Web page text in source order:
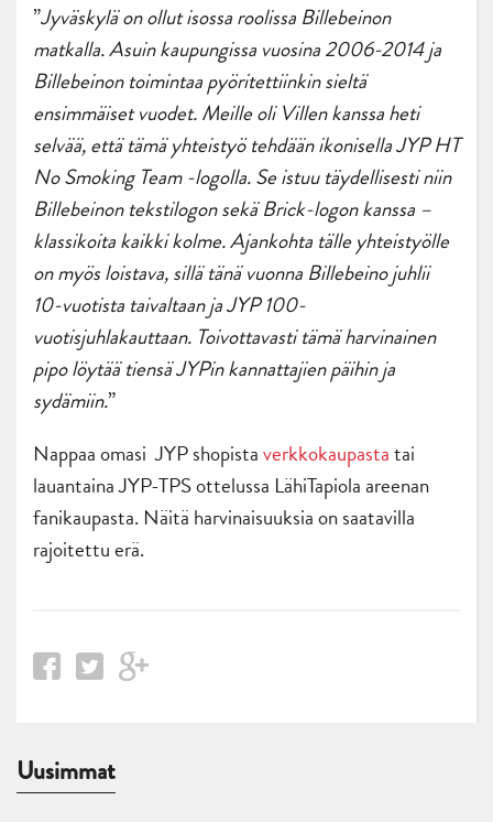
”Jyväskylä on ollut isossa roolissa Billebeinon
matkalla. Asuin kaupungissa vuosina 2006-2014 ja
Billebeinon toimintaa pyöritettiinkin sieltä
ensimmäiset vuodet. Meille oli Villen kanssa heti
selvää, että tämä yhteistyö tehdään ikonisella JYP HT
No Smoking Team -logolla. Se istuu täydellisesti niin
Billebeinon tekstilogon sekä Brick-logon kanssa –
klassikoita kaikki kolme. Ajankohta tälle yhteistyölle
on myös loistava, sillä tänä vuonna Billebeino juhlii
10-vuotista taivaltaan ja JYP 100-
vuotisjuhlakauttaan. Toivottavasti tämä harvinainen
pipo löytää tiensä JYPin kannattajien päihin ja
sydämiin.”
Nappaa omasi JYP shopistaverkkokaupastatai
lauantaina JYP-TPS ottelussa LähiTapiola areenan
fanikaupasta. Näitä harvinaisuuksia on saatavilla
rajoitettu erä.
Uusimmat